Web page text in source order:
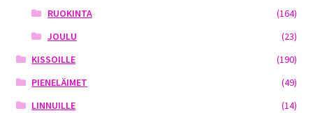
RUOKINTA
(164)
JOULU
(23)
KISSOILLE
(190)
PIENELÄIMET
(49)
LINNUILLE
(14)